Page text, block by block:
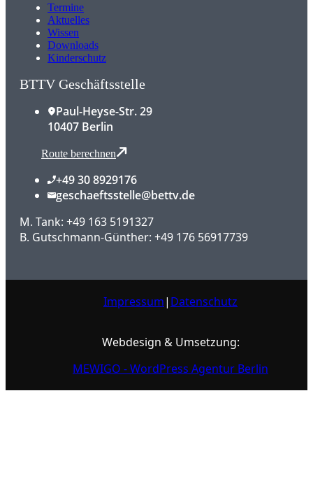
Termine
Aktuelles
Wissen
Downloads
Kinderschutz
BTTV Geschäftsstelle
Paul-Heyse-Str. 29
10407 Berlin
Route berechnen
+49 30 8929176
geschaeftsstelle@bettv.de
M. Tank: +49 163 5191327
B. Gutschmann-Günther: +49 176 56917739
Impressum| Datenschutz
Webdesign & Umsetzung:
MEWIGO - WordPress Agentur Berlin